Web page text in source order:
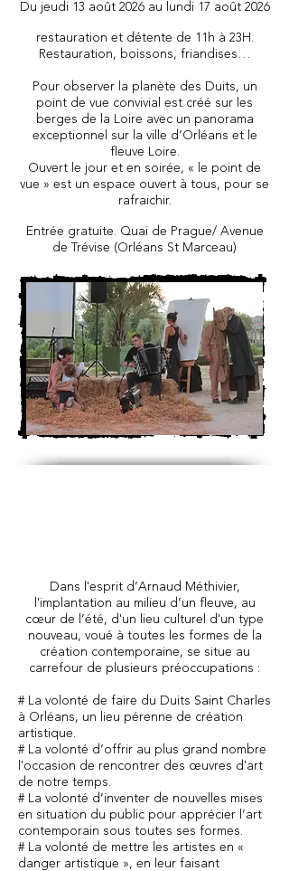
Du jeudi 13 août 2026 au lundi 17 août 2026
restauration et détente de 11h à 23H.
Restauration, boissons, friandises…
Pour observer la planète des Duits, un
point de vue convivial est créé sur les
berges de la Loire avec un panorama
exceptionnel sur la ville d’Orléans et le
fleuve Loire.
Ouvert le jour et en soirée, « le point de
vue » est un espace ouvert à tous, pour se
rafraichir.
Entrée gratuite. Quai de Prague/ Avenue
de Trévise (Orléans St Marceau)
Dans l'esprit d’Arnaud Méthivier,
l'implantation au milieu d’un fleuve, au
cœur de l’été, d'un lieu culturel d'un type
nouveau, voué à toutes les formes de la
création contemporaine, se situe au
carrefour de plusieurs préoccupations :
# La volonté de faire du Duits Saint Charles
à Orléans, un lieu pérenne de création
artistique.
# La volonté d’offrir au plus grand nombre
l'occasion de rencontrer des œuvres d'art
de notre temps.
# La volonté d’inventer de nouvelles mises
en situation du public pour apprécier l’art
contemporain sous toutes ses formes.
# La volonté de mettre les artistes en «
danger artistique », en leur faisant